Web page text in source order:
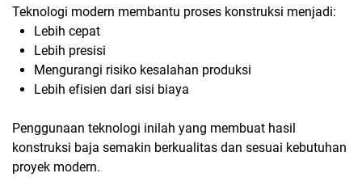
Teknologi modern membantu proses konstruksi menjadi:
Lebih cepat
Lebih presisi
Mengurangi risiko kesalahan produksi
Lebih efisien dari sisi biaya
Penggunaan teknologi inilah yang membuat hasil
konstruksi baja semakin berkualitas dan sesuai kebutuhan
proyek modern.